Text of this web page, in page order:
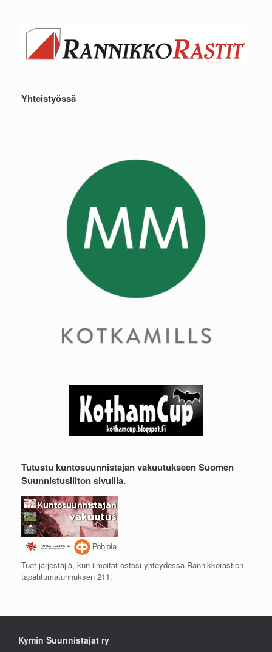
Yhteistyössä
Tutustu kuntosuunnistajan vakuutukseen Suomen
Suunnistusliiton sivuilla.
Tuet järjestäjiä, kun ilmoitat ostosi yhteydessä Rannikkorastien
tapahtumatunnuksen 211.
Kymin Suunnistajat ry